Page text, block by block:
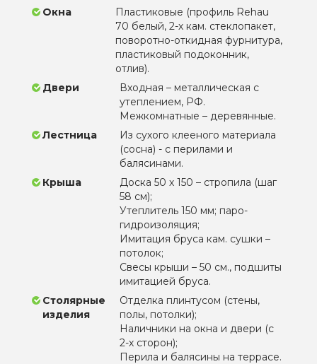
Окна
Пластиковые (профиль Rehau
70 белый, 2-х кам. стеклопакет,
поворотно-откидная фурнитура,
пластиковый подоконник,
отлив).
Двери
Входная – металлическая с
утеплением, РФ.
Межкомнатные – деревянные.
Лестница
Из сухого клееного материала
(сосна) - с перилами и
балясинами.
Крыша
Доска 50 х 150 – стропила (шаг
58 см);
Утеплитель 150 мм; паро-
гидроизоляция;
Имитация бруса кам. сушки –
потолок;
Свесы крыши – 50 см., подшиты
имитацией бруса.
Столярные
изделия
Отделка плинтусом (стены,
полы, потолки);
Наличники на окна и двери (с
2-х сторон);
Перила и балясины на террасе.